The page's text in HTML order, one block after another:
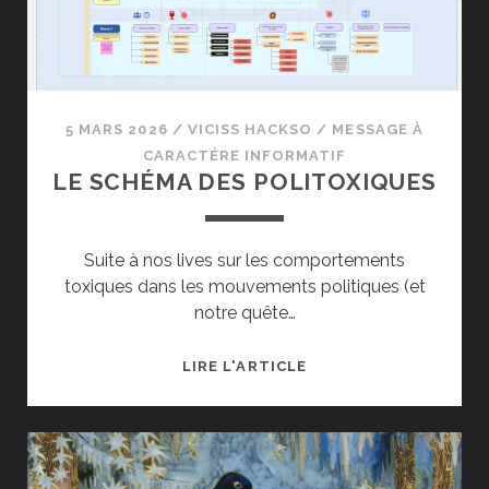
DOPAMINE !
(SPOILER,
C’EST
DE
5 MARS 2026 / VICISS HACKSO / MESSAGE À
CARACTÉRE INFORMATIF
LE SCHÉMA DES POLITOXIQUES
Suite à nos lives sur les comportements
toxiques dans les mouvements politiques (et
notre quête…
LIRE L'ARTICLELE
POLITOXIQUES